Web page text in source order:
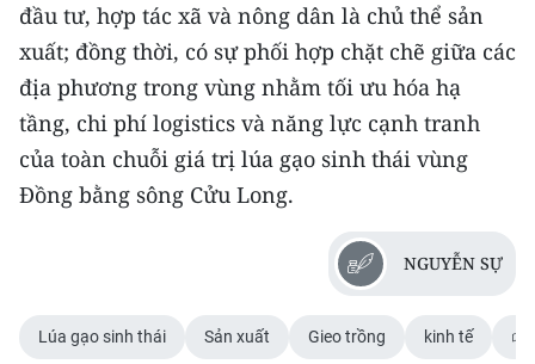
đầu tư, hợp tác xã và nông dân là chủ thể sản
xuất; đồng thời, có sự phối hợp chặt chẽ giữa các
địa phương trong vùng nhằm tối ưu hóa hạ
tầng, chi phí logistics và năng lực cạnh tranh
của toàn chuỗi giá trị lúa gạo sinh thái vùng
Đồng bằng sông Cửu Long.
NGUYỄN SỰ
Lúa gạo sinh thái Sản xuất Gieo trồng kinh tế